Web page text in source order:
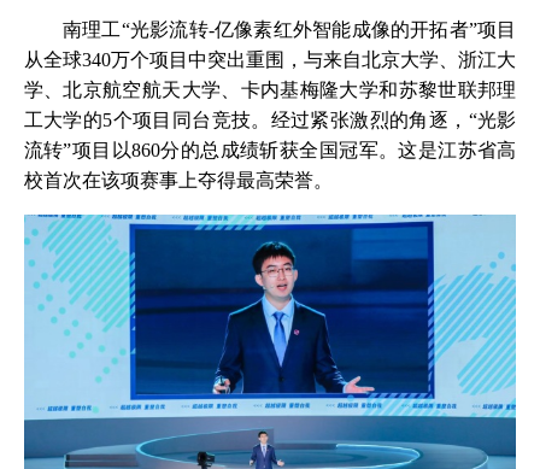
南理工“光影流转-亿像素红外智能成像的开拓者”项目
从全球340万个项目中突出重围，与来自北京大学、浙江大
学、北京航空航天大学、卡内基梅隆大学和苏黎世联邦理
工大学的5个项目同台竞技。经过紧张激烈的角逐，“光影
流转”项目以860分的总成绩斩获全国冠军。这是江苏省高
校首次在该项赛事上夺得最高荣誉。